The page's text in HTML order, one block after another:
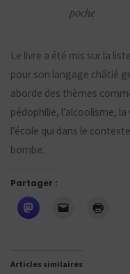
poche
Le livre a été mis sur la
pour son langage châtié
aborde des thèmes
pédophilie, l’alcoolisme,
l’école qui dans le
bombe.
Partager :
Articles similaires